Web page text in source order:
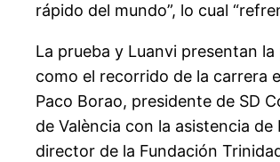
rápido del mundo”, lo cual
La prueba y Luanvi presentan
como el recorrido de la carrera
Paco Borao, presidente de SD
de València con la asistencia
director de la Fundación